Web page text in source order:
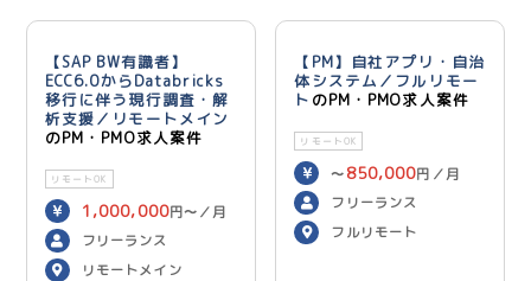
【SAP BW有識者】
ECC6.0からDatabricks
移行に伴う現行調査・解
析支援／リモートメイン
のPM・PMO求人案件
リモートOK
1,000,000円〜／月
フリーランス
リモートメイン
【PM】自社アプリ・自治
体システム／フルリモー
ト のPM・PMO求人案件
リモートOK
〜 850,000円／月
フリーランス
フルリモート